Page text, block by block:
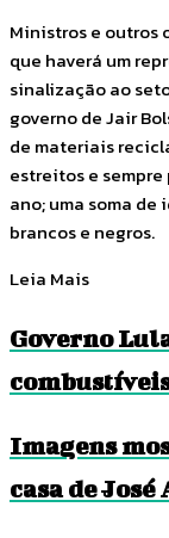
Ministros e outros
que haverá um
sinalização ao
governo de Jair
de materiais
estreitos e
ano; uma soma
brancos e negros.
Leia Mais
Governo
Imagens
casa de